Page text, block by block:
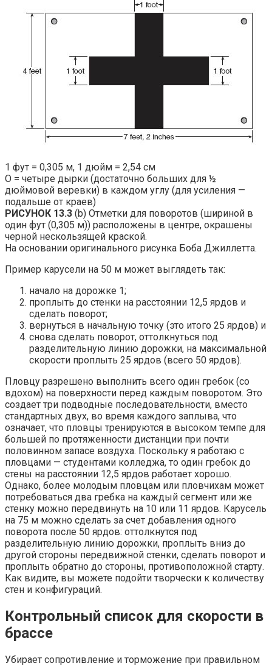
1 фут = 0,305 м, 1 дюйм = 2,54 см
О = четыре дырки (достаточно больших для ½
дюймовой веревки) в каждом углу (для усиления —
подальше от краев)
РИСУНОК 13.3 (b) Отметки для поворотов (шириной в
один фут (0,305 м)) расположены в центре, окрашены
черной нескользящей краской.
На основании оригинального рисунка Боба Джиллетта.
Пример карусели на 50 м может выглядеть так:
начало на дорожке 1;
проплыть до стенки на расстоянии 12,5 ярдов и
сделать поворот;
вернуться в начальную точку (это итого 25 ярдов) и
снова сделать поворот, оттолкнуться под
разделительную линию дорожки, на максимальной
скорости проплыть 25 ярдов (всего 50 ярдов).
Пловцу разрешено выполнить всего один гребок (со
вдохом) на поверхности перед каждым поворотом. Это
создает три подводные последовательности, вместо
стандартных двух, во время каждого заплыва, что
означает, что пловцы тренируются в высоком темпе для
большей по протяженности дистанции при почти
половинном запасе воздуха. Поскольку я работаю с
пловцами — студентами колледжа, то один гребок до
стены на расстоянии 12,5 ярдов работает хорошо.
Однако, более молодым пловцам или пловчихам может
потребоваться два гребка на каждый сегмент или же
стенку можно передвинуть на 10 или 11 ярдов. Карусель
на 75 м можно сделать за счет добавления одного
поворота после 50 ярдов: оттолкнутся под
разделительную линию дорожки, проплыть вниз до
другой стороны передвижной стенки, сделать поворот и
проплыть обратно до стороны, противоположной старту.
Как видите, вы можете подойти творчески к количеству
стен и конфигураций.
Контрольный список для скорости в
брассе
Убирает сопротивление и торможение при правильном